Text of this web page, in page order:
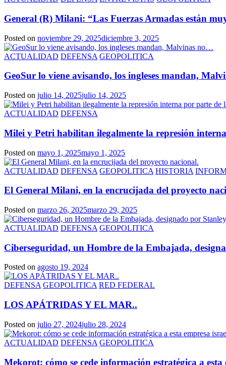
General (R) Milani: “Las Fuerzas Armadas están
Posted on noviembre 29, 2025diciembre 3, 2025
ACTUALIDAD DEFENSA GEOPOLITICA
GeoSur lo viene avisando, los ingleses mandan,
Posted on julio 14, 2025julio 14, 2025
ACTUALIDAD DEFENSA
Milei y Petri habilitan ilegalmente la represión
Posted on mayo 1, 2025mayo 1, 2025
ACTUALIDAD DEFENSA GEOPOLITICA HISTORIA
El General Milani, en la encrucijada del proyecto
Posted on marzo 26, 2025marzo 29, 2025
ACTUALIDAD DEFENSA GEOPOLITICA
Ciberseguridad, un Hombre de la Embajada,
Posted on agosto 19, 2024
DEFENSA GEOPOLITICA RED FEDERAL
LOS APÁTRIDAS Y EL MAR..
Posted on julio 27, 2024julio 28, 2024
ACTUALIDAD DEFENSA GEOPOLITICA
Mekorot: cómo se cede información estratégica a esta